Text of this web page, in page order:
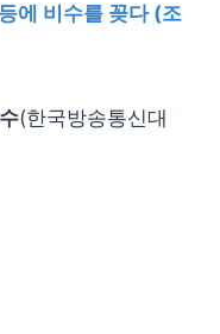
에 비수를 꽂다 (조
(한국방송통신대